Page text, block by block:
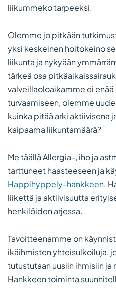
liikummeko tarpeeksi.
Olemme jo pitkään
yksi keskeinen hoitokeino
liikunta ja nykyään
tärkeä osa
valveillaoloaikamme ei enää
turvaamiseen, olemme
kuinka pitää arki aktiivisena
kaipaama liikuntamäärä?
Me täällä Allergia-, iho ja
tarttuneet haasteeseen ja
Happihyppely-hankkeen.
liikettä ja aktiivisuutta
henkilöiden arjessa.
Tavoitteenamme on
ikäihmisten yhteisulkoiluja,
tutustutaan uusiin ihmisiin ja
Hankkeen toiminta